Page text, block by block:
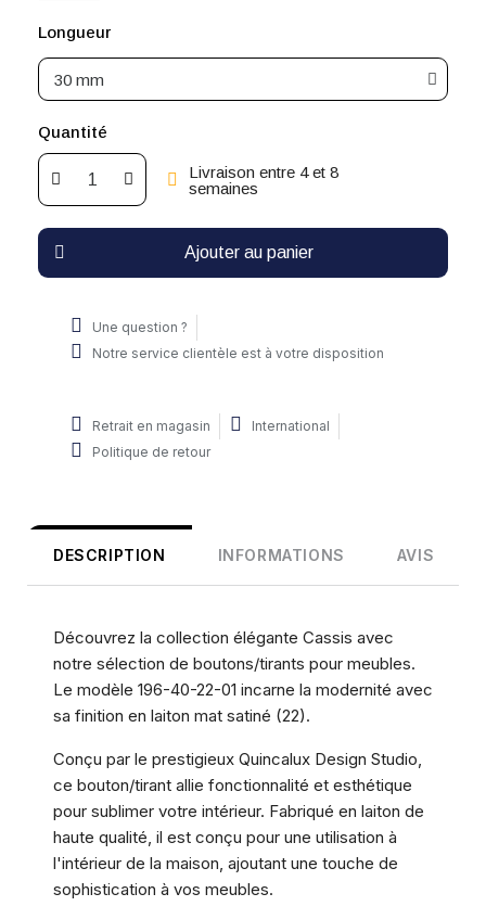
Longueur
Quantité
Livraison entre 4 et 8
semaines
Ajouter au panier
Une question ?
Notre service clientèle est à votre disposition
Retrait en magasin
International
Politique de retour
DESCRIPTION INFORMATIONS AVIS
Découvrez la collection élégante Cassis avec
notre sélection de boutons/tirants pour meubles.
Le modèle 196-40-22-01 incarne la modernité avec
sa finition en laiton mat satiné (22).
Conçu par le prestigieux Quincalux Design Studio,
ce bouton/tirant allie fonctionnalité et esthétique
pour sublimer votre intérieur. Fabriqué en laiton de
haute qualité, il est conçu pour une utilisation à
l'intérieur de la maison, ajoutant une touche de
sophistication à vos meubles.